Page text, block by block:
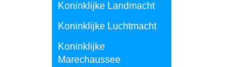
Koninklijke Landmacht
Koninklijke Luchtmacht
Koninklijke
Marechaussee